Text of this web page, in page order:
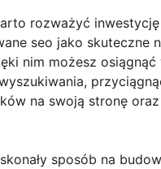
rozważyć
seo jako skuteczne
nim możesz
na swoją stronę
sposób na